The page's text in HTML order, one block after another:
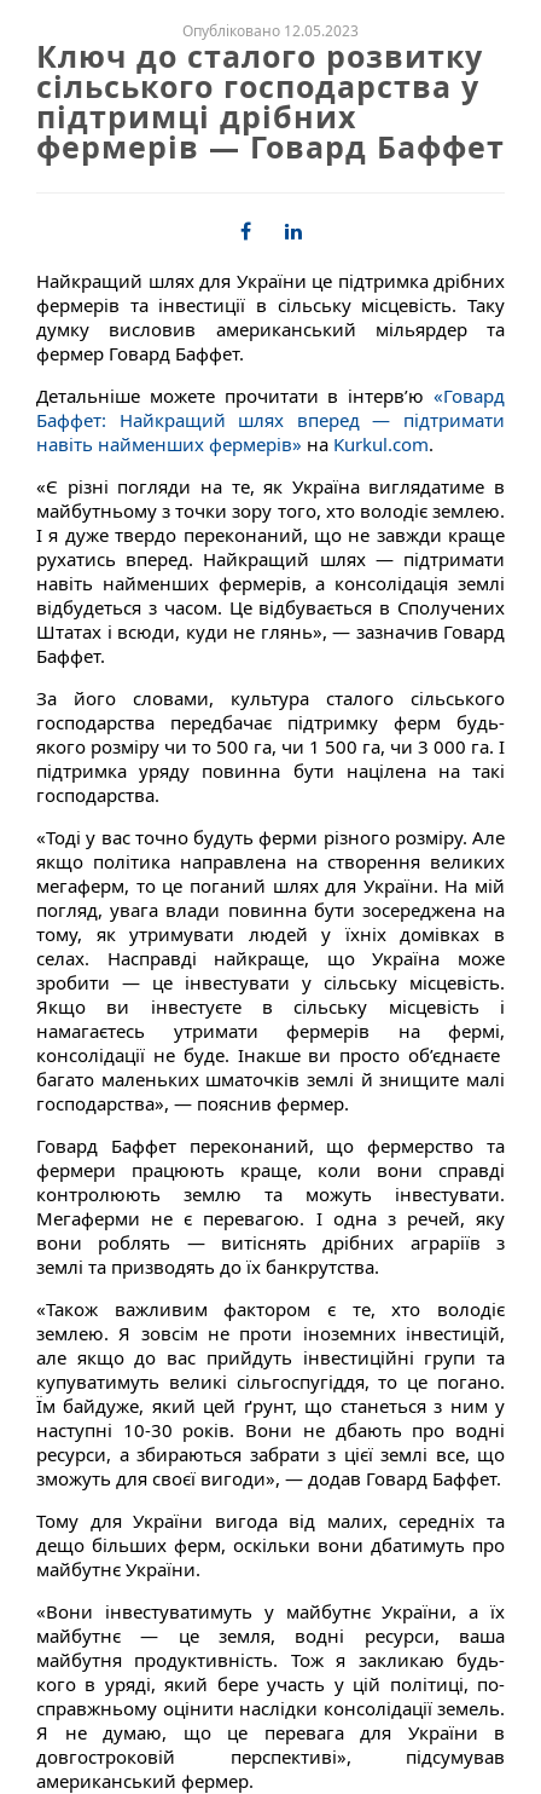
Опубліковано 12.05.2023
Ключ до сталого розвитку
сільського господарства у
підтримці дрібних
фермерів — Говард Баффет
Найкращий шлях для України це підтримка дрібних
фермерів та інвестиції в сільську місцевість. Таку
думку висловив американський мільярдер та
фермер Говард Баффет.
Детальніше можете прочитати в інтерв’ю «Говард
Баффет: Найкращий шлях вперед — підтримати
навіть найменших фермерів» на Kurkul.com.
«Є різні погляди на те, як Україна виглядатиме в
майбутньому з точки зору того, хто володіє землею.
І я дуже твердо переконаний, що не завжди краще
рухатись вперед. Найкращий шлях — підтримати
навіть найменших фермерів, а консолідація землі
відбудеться з часом. Це відбувається в Сполучених
Штатах і всюди, куди не глянь», — зазначив Говард
Баффет.
За його словами, культура сталого сільського
господарства передбачає підтримку ферм будь-
якого розміру чи то 500 га, чи 1 500 га, чи 3 000 га. І
підтримка уряду повинна бути націлена на такі
господарства.
«Тоді у вас точно будуть ферми різного розміру. Але
якщо політика направлена на створення великих
мегаферм, то це поганий шлях для України. На мій
погляд, увага влади повинна бути зосереджена на
тому, як утримувати людей у їхніх домівках в
селах. Насправді найкраще, що Україна може
зробити — це інвестувати у сільську місцевість.
Якщо ви інвестуєте в сільську місцевість і
намагаєтесь утримати фермерів на фермі,
консолідації не буде. Інакше ви просто об’єднаєте
багато маленьких шматочків землі й знищите малі
господарства», — пояснив фермер.
Говард Баффет переконаний, що фермерство та
фермери працюють краще, коли вони справді
контролюють землю та можуть інвестувати.
Мегаферми не є перевагою. І одна з речей, яку
вони роблять — витіснять дрібних аграріїв з
землі та призводять до їх банкрутства.
«Також важливим фактором є те, хто володіє
землею. Я зовсім не проти іноземних інвестицій,
але якщо до вас прийдуть інвестиційні групи та
купуватимуть великі сільгоспугіддя, то це погано.
Їм байдуже, який цей ґрунт, що станеться з ним у
наступні 10-30 років. Вони не дбають про водні
ресурси, а збираються забрати з цієї землі все, що
зможуть для своєї вигоди», — додав Говард Баффет.
Тому для України вигода від малих, середніх та
дещо більших ферм, оскільки вони дбатимуть про
майбутнє України.
«Вони інвестуватимуть у майбутнє України, а їх
майбутнє — це земля, водні ресурси, ваша
майбутня продуктивність. Тож я закликаю будь-
кого в уряді, який бере участь у цій політиці, по-
справжньому оцінити наслідки консолідації земель.
Я не думаю, що це перевага для України в
довгостроковій перспективі», підсумував
американський фермер.